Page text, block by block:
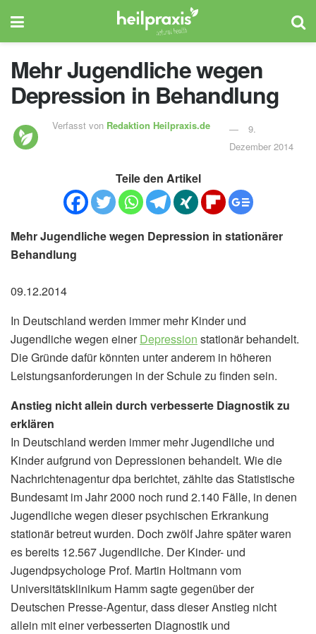
Mehr Jugendliche wegen
Depression in Behandlung
Verfasst von Redaktion Heilpraxis.de
9.
Dezember 2014
Teile den Artikel
Mehr Jugendliche wegen Depression in stationärer
Behandlung
09.12.2014
In Deutschland werden immer mehr Kinder und
Jugendliche wegen einerDepression stationär behandelt.
Die Gründe dafür könnten unter anderem in höheren
Leistungsanforderungen in der Schule zu finden sein.
Anstieg nicht allein durch verbesserte Diagnostik zu
erklären
In Deutschland werden immer mehr Jugendliche und
Kinder aufgrund von Depressionen behandelt. Wie die
Nachrichtenagentur dpa berichtet, zählte das Statistische
Bundesamt im Jahr 2000 noch rund 2.140 Fälle, in denen
Jugendliche wegen dieser psychischen Erkrankung
stationär betreut wurden. Doch zwölf Jahre später waren
es bereits 12.567 Jugendliche. Der Kinder- und
Jugendpsychologe Prof. Martin Holtmann vom
Universitätsklinikum Hamm sagte gegenüber der
Deutschen Presse-Agentur, dass dieser Anstieg nicht
allein mit einer verbesserten Diagnostik und